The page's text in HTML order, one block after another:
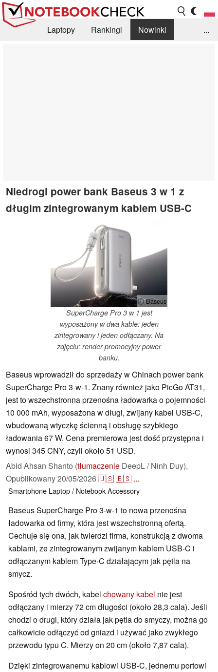
Laptopy Rankingi
Nowinki
...
Niedrogi power bank Baseus 3 w 1 z
długim zintegrowanym kablem USB-C
ⓘ Baseus
SuperCharge Pro 3 w 1 jest
wyposażony w dwa kable: jeden
zintegrowany i jeden odłączany. Na
zdjęciu: render promocyjny power
banku.
Baseus wprowadził do sprzedaży w Chinach power bank
SuperCharge Pro 3-w-1. Znany również jako PicGo AT31,
jest to wszechstronna przenośna ładowarka o pojemności
10 000 mAh, wyposażona w długi, zwijany kabel USB-C,
wbudowaną wtyczkę ścienną i obsługę szybkiego
ładowania 67 W. Cena premierowa jest dość przystępna i
wynosi 345 CNY, czyli około 51 USD.
Abid Ahsan Shanto (tłumaczenie DeepL / Ninh Duy),
Opublikowany20/05/2026🇺🇸🇪🇸 ...
Smartphone Laptop / NotebookAccessory
Baseus SuperCharge Pro 3-w-1 to nowa przenośna
ładowarka od firmy, która jest wszechstronną ofertą.
Cechuje się ona, jak twierdzi firma, konstrukcją z dwoma
kablami, ze zintegrowanym zwijanym kablem USB-C i
odłączanym kablem Type-C działającym jak pętla na
smycz.
Spośród tych dwóch, kabel chowany kabel nie jest
odłączany i mierzy 72 cm długości (około 28,3 cala). Jeśli
chodzi o drugi, który działa jak pętla do smyczy, można go
całkowicie odłączyć od gniazd i używać jako zwykłego
przewodu typu C. Mierzy on 20 cm (około 7,87 cala).
Dzięki zintegrowanemu kablowi USB-C, jednemu portowi